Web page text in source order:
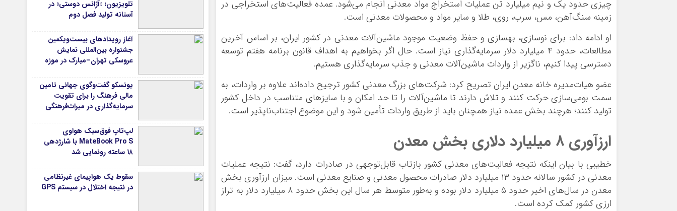
چیزی حدود یک و نیم میلیارد تن عملیات استخراج مواد معدنی انجام می‌شود. عمده فعالیت‌های استخراجی در
زمینه سنگ‌آهن، مس، سرب، روی، طلا و سایر مواد و محصولات معدنی است.
او ادامه داد: برای نوسازی، بهسازی و حفظ وضعیت موجود ماشین‌آلات معدنی در کشور ایران، بر اساس آخرین
مطالعات، حدود ۴ میلیارد دلار سرمایه‌گذاری نیاز است. حال اگر بخواهیم به اهداف قانون برنامه هفتم توسعه
دسترسی پیدا کنیم، ناگزیر از واردات ماشین‌آلات معدنی و جذب سرمایه‌گذاری هستیم.
عضو هیات‌مدیره خانه معدن ایران تصریح کرد: شرکت‌های بزرگ معدنی کشور ترجیح داده‌اند علاوه بر واردات، به
سمت بومی‌سازی حرکت کنند و تلاش دارند تا ماشین‌آلات را تا حد امکان و با سایز‌های متناسب در داخل کشور
تولید کنند؛ هرچند بخش عمده نیاز همچنان باید از طریق واردات تأمین شود و این موضوع اجتناب‌ناپذیر است.
ارزآوری ۸ میلیارد دلاری بخش معدن
خطیبی با بیان اینکه نتیجه فعالیت‌های معدنی کشور بازتاب قابل‌توجهی در صادرات دارد، گفت: نتیجه عملیات
معدنی در کشور سالانه حدود ۱۳ میلیارد دلار صادرات محصول معدنی و صنایع معدنی است. میزان ارزآوری بخش
معدن در سال‌های اخیر حدود ۵ میلیارد دلار بوده و به‌طور متوسط هر سال این بخش حدود ۸ میلیارد دلار به تراز
ارزی کشور کمک کرده است.
تلویزیون؛ «آژانس دوستی» در
آستانه تولید فصل دوم
آغاز رویدادهای بیست‌ویکمین
جشنواره بین‌المللی نمایش
عروسکی تهران–مبارک در موزه
یونسکو گفت‌وگوی جهانی تامین
مالی فرهنگ را برای تقویت
سرمایه‌گذاری در میراث‌فرهنگی
صنایع خلاق
لپ‌تاپ فوق‌سبک هواوی
MateBook Pro S با شارژدهی
۱۸ ساعته رونمایی شد
سقوط یک هواپیمای غیرنظامی
در نتیجه اختلال در سیستم‌ GPS